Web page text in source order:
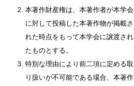
本著作財産権は、本著作者が本学会
に対して投稿した本著作物が掲載さ
れた時点をもって本学会に譲渡され
たものとする。
特別な理由により前二項に定める取
り扱いが不可能である場合、本著作